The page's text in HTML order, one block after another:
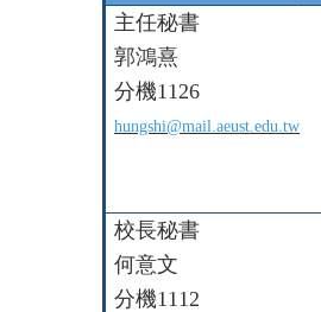
主任秘書
郭鴻熹
分機1126
hungshi@mail.aeust.edu.tw
校長秘書
何意文
分機1112